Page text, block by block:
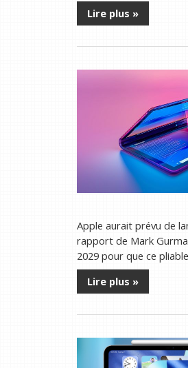
Lire plus »
Apple aurait prévu de
rapport de Mark
2029 pour que ce
Lire plus »